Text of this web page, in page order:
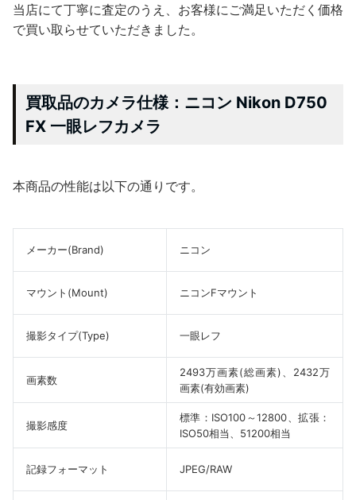
当店にて丁寧に査定のうえ、お客様にご満足いただく価格
で買い取らせていただきました。
買取品のカメラ仕様：ニコン Nikon D750
FX 一眼レフカメラ
本商品の性能は以下の通りです。
メーカー(Brand) ニコン
マウント(Mount) ニコンFマウント
撮影タイプ(Type) 一眼レフ
画素数
2493万画素(総画素)、2432万
画素(有効画素)
撮影感度
標準：ISO100～12800、拡張：
ISO50相当、51200相当
記録フォーマット JPEG/RAW